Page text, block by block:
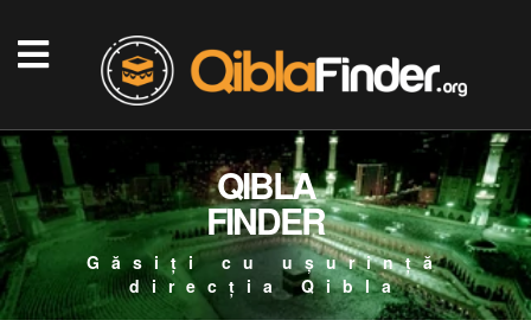
QIBLA
FINDER
Găsiți cu ușurință
direcția Qibla